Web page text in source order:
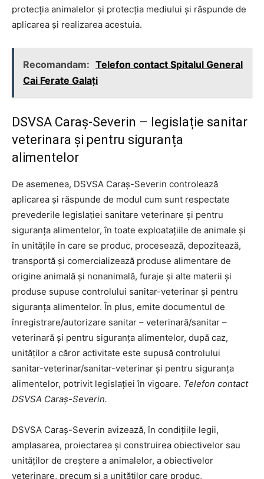
protecția animalelor și protecția mediului și răspunde de
aplicarea și realizarea acestuia.
Recomandam: Telefon contact Spitalul General
Cai Ferate Galați
DSVSA Caraș-Severin – legislație sanitar
veterinara și pentru siguranța
alimentelor
De asemenea, DSVSA Caraș-Severin controlează
aplicarea și răspunde de modul cum sunt respectate
prevederile legislației sanitare veterinare și pentru
siguranța alimentelor, în toate exploatațiile de animale și
în unitățile în care se produc, procesează, depozitează,
transportă și comercializează produse alimentare de
origine animală și nonanimală, furaje și alte materii și
produse supuse controlului sanitar-veterinar și pentru
siguranța alimentelor. În plus, emite documentul de
înregistrare/autorizare sanitar – veterinară/sanitar –
veterinară și pentru siguranța alimentelor, după caz,
unităților a căror activitate este supusă controlului
sanitar-veterinar/sanitar-veterinar și pentru siguranța
alimentelor, potrivit legislației în vigoare. Telefon contact
DSVSA Caraș-Severin.
DSVSA Caraș-Severin avizează, în condițiile legii,
amplasarea, proiectarea și construirea obiectivelor sau
unităților de creștere a animalelor, a obiectivelor
veterinare, precum și a unităților care produc,